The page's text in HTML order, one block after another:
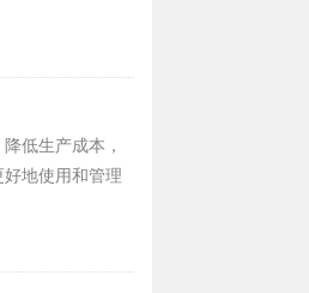
低生产成本，
地使用和管理